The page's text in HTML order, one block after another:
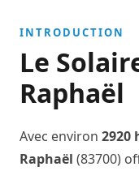
INTRODUCTION
Le
Raphaël
Avec environ 2920
Raphaël (83700)